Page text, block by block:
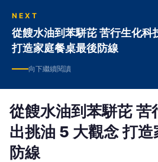
NEXT
從餿水油到苯駢芘 苦行生化科技提出挑油 5 大觀念
打造家庭餐桌最後防線
向下繼續閱讀
從餿水油到苯駢芘 苦
出挑油 5 大觀念 打
防線